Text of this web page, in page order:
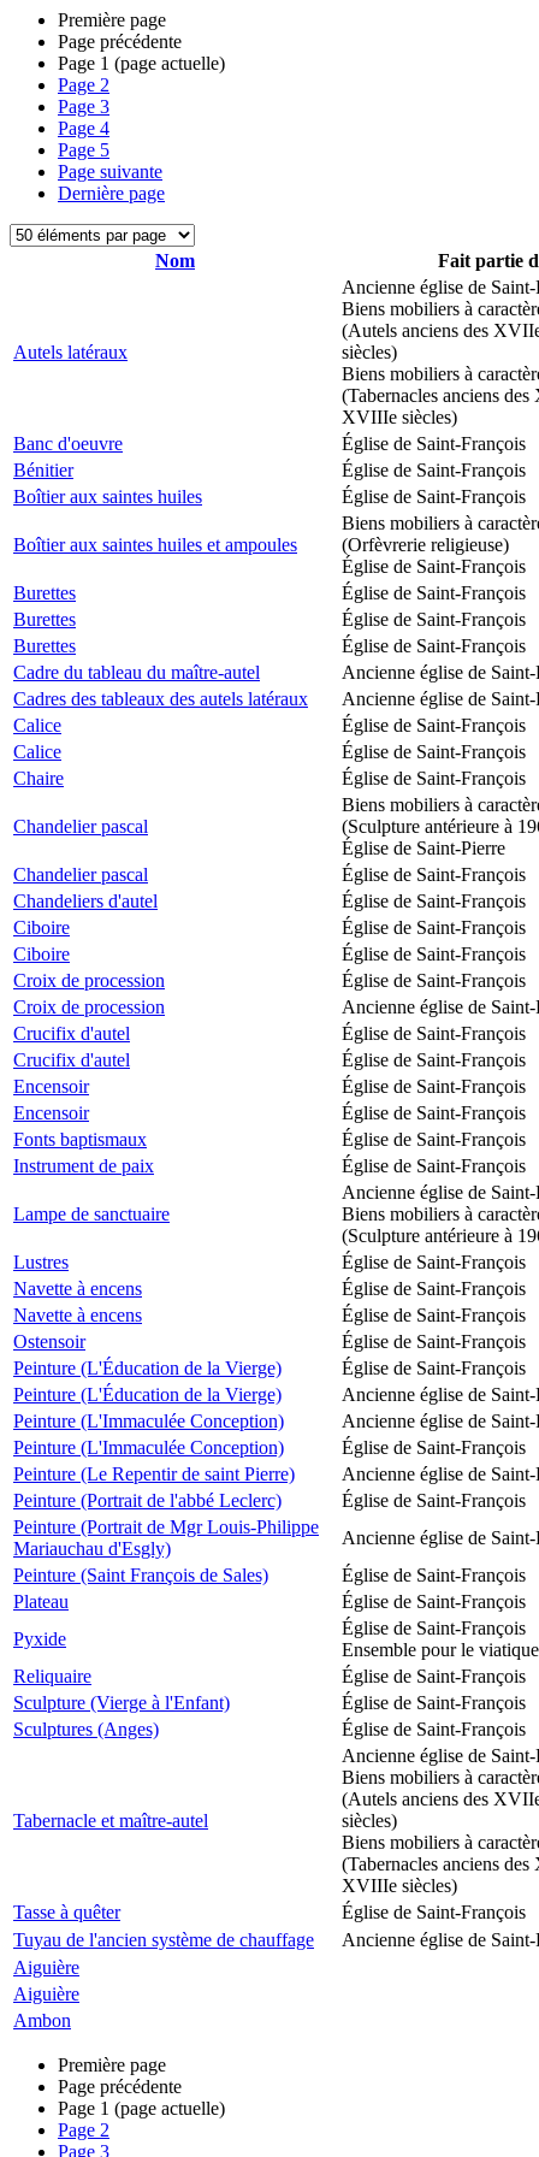
Première page
Page précédente
Page 1 (page actuelle)
Page 2
Page 3
Page 4
Page 5
Page suivante
Dernière page
Nom Fait partie
Autels latéraux
Ancienne église de Saint-
Biens mobiliers à
(Autels anciens des
siècles)
Biens mobiliers à
(Tabernacles anciens
XVIIIe siècles)
Banc d'oeuvre
Église de Saint-François
Bénitier
Église de Saint-François
Boîtier aux saintes huiles
Église de Saint-François
Boîtier aux saintes huiles et ampoules
Biens mobiliers à
(Orfèvrerie religieuse)
Église de Saint-François
Burettes
Église de Saint-François
Burettes
Église de Saint-François
Burettes
Église de Saint-François
Cadre du tableau du maître-autel
Ancienne église de Saint-
Cadres des tableaux des autels latéraux
Ancienne église de Saint-
Calice
Église de Saint-François
Calice
Église de Saint-François
Chaire
Église de Saint-François
Chandelier pascal
Biens mobiliers à
(Sculpture antérieure à
Église de Saint-Pierre
Chandelier pascal
Église de Saint-François
Chandeliers d'autel
Église de Saint-François
Ciboire
Église de Saint-François
Ciboire
Église de Saint-François
Croix de procession
Église de Saint-François
Croix de procession
Ancienne église de Saint-
Crucifix d'autel
Église de Saint-François
Crucifix d'autel
Église de Saint-François
Encensoir
Église de Saint-François
Encensoir
Église de Saint-François
Fonts baptismaux
Église de Saint-François
Instrument de paix
Église de Saint-François
Lampe de sanctuaire
Ancienne église de Saint-
Biens mobiliers à
(Sculpture antérieure à
Lustres
Église de Saint-François
Navette à encens
Église de Saint-François
Navette à encens
Église de Saint-François
Ostensoir
Église de Saint-François
Peinture (L'Éducation de la Vierge)
Église de Saint-François
Peinture (L'Éducation de la Vierge)
Ancienne église de Saint-
Peinture (L'Immaculée Conception)
Ancienne église de Saint-
Peinture (L'Immaculée Conception)
Église de Saint-François
Peinture (Le Repentir de saint Pierre)
Ancienne église de Saint-
Peinture (Portrait de l'abbé Leclerc)
Église de Saint-François
Peinture (Portrait de Mgr Louis-Philippe
Mariauchau d'Esgly)
Ancienne église de Saint-
Peinture (Saint François de Sales)
Église de Saint-François
Plateau
Église de Saint-François
Pyxide
Église de Saint-François
Ensemble pour le viatique
Reliquaire
Église de Saint-François
Sculpture (Vierge à l'Enfant)
Église de Saint-François
Sculptures (Anges)
Église de Saint-François
Tabernacle et maître-autel
Ancienne église de Saint-
Biens mobiliers à
(Autels anciens des
siècles)
Biens mobiliers à
(Tabernacles anciens
XVIIIe siècles)
Tasse à quêter
Église de Saint-François
Tuyau de l'ancien système de chauffage
Ancienne église de Saint-
Aiguière
Aiguière
Ambon
Première page
Page précédente
Page 1 (page actuelle)
Page 2
Page 3